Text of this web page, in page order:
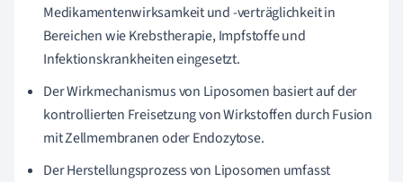
Medikamentenwirksamkeit und -verträglichkeit in
Bereichen wie Krebstherapie, Impfstoffe und
Infektionskrankheiten eingesetzt.
Der Wirkmechanismus von Liposomen basiert auf der
kontrollierten Freisetzung von Wirkstoffen durch Fusion
mit Zellmembranen oder Endozytose.
Der Herstellungsprozess von Liposomen umfasst